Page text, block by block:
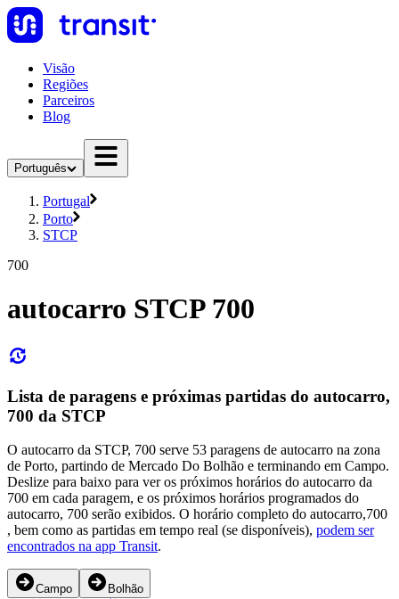
Visão
Regiões
Parceiros
Blog
Português
Portugal
Porto
STCP
700
autocarro STCP 700
Lista de paragens e próximas partidas do autocarro,
700 da STCP
O autocarro da STCP, 700 serve 53 paragens de autocarro na zona
de Porto, partindo de Mercado Do Bolhão e terminando em Campo.
Deslize para baixo para ver os próximos horários do autocarro da
700 em cada paragem, e os próximos horários programados do
autocarro, 700 serão exibidos. O horário completo do autocarro,700
, bem como as partidas em tempo real (se disponíveis), podem ser
encontrados na app Transit.
Campo Bolhão